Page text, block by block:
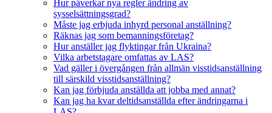
Hur påverkar nya regler ändring av
sysselsättningsgrad?
Måste jag erbjuda inhyrd personal anställning?
Räknas jag som bemanningsföretag?
Hur anställer jag flyktingar från Ukraina?
Vilka arbetstagare omfattas av LAS?
Vad gäller i övergången från allmän visstidsanställning
till särskild visstidsanställning?
Kan jag förbjuda anställda att jobba med annat?
Kan jag ha kvar deltidsanställda efter ändringarna i